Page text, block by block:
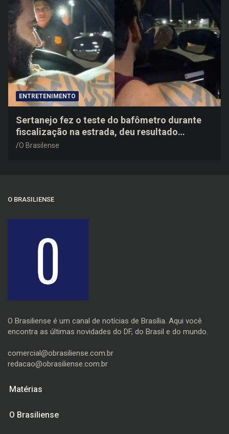
ENTRETENIMENTO
Sertanejo fez o teste do bafômetro durante
fiscalização na estrada, deu resultado
negativo e elogiou o trabalho dos agentes de
O Brasilense
O BRASILIENSE
O Brasiliense é um canal de notícias de Brasília. Aqui você
encontra as últimas novidades do DF, do Brasil e do mundo.
comercial@obrasiliense.com.br
redacao@obrasiliense.com.br
Matérias
O Brasiliense